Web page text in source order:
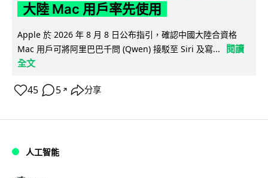
大陸 Mac 用戶率先使用
Apple 於 2026 年 8 月 8 日公布指引，確認中國大陸合資格
Mac 用戶可將阿里巴巴千問 (Qwen) 接駁至 Siri 及寫...
閱讀
全文
45 5 ↗ 分享
人工智能